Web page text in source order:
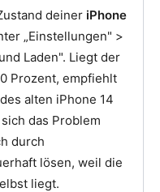
deiner iPhone
„Einstellungen" >
Laden". Liegt der
Prozent, empfiehlt
alten iPhone 14
das Problem
durch
lösen, weil die
liegt.